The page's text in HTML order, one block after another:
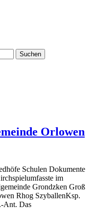
Orlowen
Schulen Dokumente
im
Grondzken Groß
Rhog SzyballenKsp.
Ant. Das